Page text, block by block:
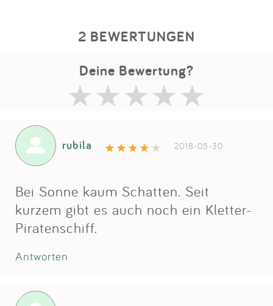
2 BEWERTUNGEN
Deine Bewertung?
rubila 2018-05-30
Bei Sonne kaum Schatten. Seit
kurzem gibt es auch noch ein Kletter-
Piratenschiff.
Antworten